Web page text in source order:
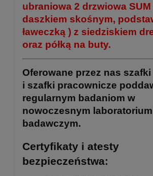
ubraniowa 2 drzwiowa SUM
daszkiem skośnym,
ławeczką ) z siedziskiem
oraz półką na buty.
Oferowane przez nas
i szafki pracownicze
regularnym badaniom w
nowoczesnym laboratorium
badawczym.
Certyfikaty i atesty
bezpieczeństwa: